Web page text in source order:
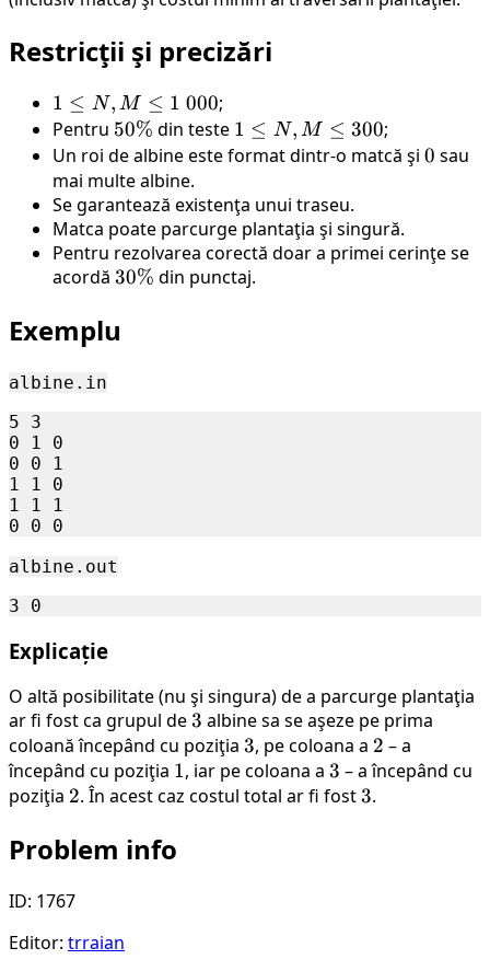
Restricţii şi precizări
1
\leq
N,
M
\leq
1 \
000
1 ≤ N, M ≤ 1 000;
Pentru 50\%
50% din teste 1
\leq
M
\leq
300
1 ≤ N, M ≤ 300;
Un roi de albine este format dintr-o matcă şi 0
0 sau
mai multe albine.
Se garantează existenţa unui traseu.
Matca poate parcurge plantaţia şi singură.
Pentru rezolvarea corectă doar a primei cerinţe se
acordă 30\%
30% din punctaj.
Exemplu
albine.in
5 3
0 1 0
0 0 1
1 1 0
1 1 1
albine.out
Explicație
O altă posibilitate (nu şi singura) de a parcurge plantaţia
ar fi fost ca grupul de3
3 albine sa se aşeze pe prima
coloană începând cu poziţia 3
3, pe coloana a 2
2 – a
începând cu poziţia 1
1, iar pe coloana a 3
3 – a începând cu
poziţia 2
2. În acest caz costul total ar fi fost3
3.
Problem info
ID: 1767
Editor: trraian